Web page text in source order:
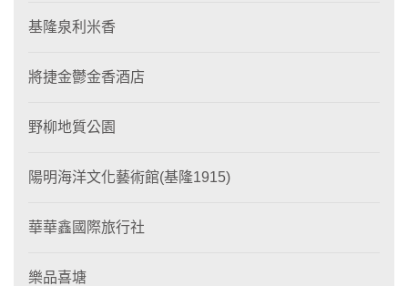
基隆泉利米香
將捷金鬱金香酒店
野柳地質公園
陽明海洋文化藝術館(基隆1915)
華華鑫國際旅行社
樂品喜塘